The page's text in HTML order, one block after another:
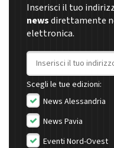
Inserisci il tuo
newsdirettamente
elettronica.
Indirizzo email
Scegli le tue edizioni:
News Alessandria
News Pavia
Eventi Nord-Ovest